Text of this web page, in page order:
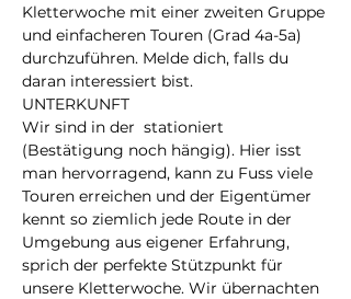
Kletterwoche mit einer zweiten Gruppe
und einfacheren Touren (Grad 4a-5a)
durchzuführen. Melde dich, falls du
daran interessiert bist.
UNTERKUNFT
Wir sind in der stationiert
(Bestätigung noch hängig). Hier isst
man hervorragend, kann zu Fuss viele
Touren erreichen und der Eigentümer
kennt so ziemlich jede Route in der
Umgebung aus eigener Erfahrung,
sprich der perfekte Stützpunkt für
unsere Kletterwoche. Wir übernachten